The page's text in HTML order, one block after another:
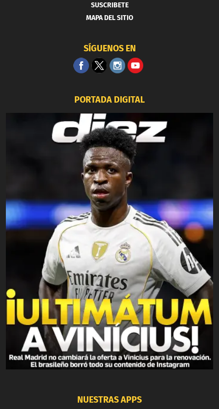
SUSCRIBETE
MAPA DEL SITIO
SÍGUENOS EN
PORTADA DIGITAL
NUESTRAS APPS